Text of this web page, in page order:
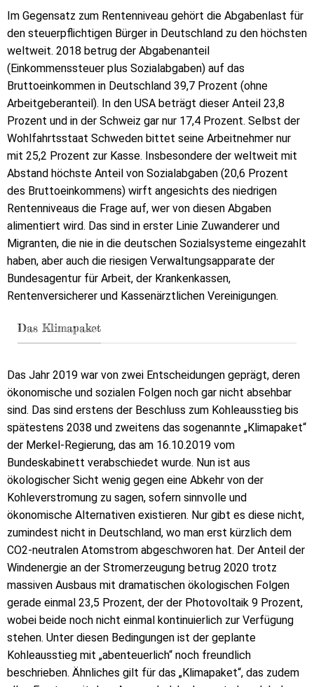
Im Gegensatz zum Rentenniveau gehört die Abgabenlast für
den steuerpflichtigen Bürger in Deutschland zu den höchsten
weltweit. 2018 betrug der Abgabenanteil
(Einkommenssteuer plus Sozialabgaben) auf das
Bruttoeinkommen in Deutschland 39,7 Prozent (ohne
Arbeitgeberanteil). In den USA beträgt dieser Anteil 23,8
Prozent und in der Schweiz gar nur 17,4 Prozent. Selbst der
Wohlfahrtsstaat Schweden bittet seine Arbeitnehmer nur
mit 25,2 Prozent zur Kasse. Insbesondere der weltweit mit
Abstand höchste Anteil von Sozialabgaben (20,6 Prozent
des Bruttoeinkommens) wirft angesichts des niedrigen
Rentenniveaus die Frage auf, wer von diesen Abgaben
alimentiert wird. Das sind in erster Linie Zuwanderer und
Migranten, die nie in die deutschen Sozialsysteme eingezahlt
haben, aber auch die riesigen Verwaltungsapparate der
Bundesagentur für Arbeit, der Krankenkassen,
Rentenversicherer und Kassenärztlichen Vereinigungen.
Das Klimapaket
Das Jahr 2019 war von zwei Entscheidungen geprägt, deren
ökonomische und sozialen Folgen noch gar nicht absehbar
sind. Das sind erstens der Beschluss zum Kohleausstieg bis
spätestens 2038 und zweitens das sogenannte „Klimapaket“
der Merkel-Regierung, das am 16.10.2019 vom
Bundeskabinett verabschiedet wurde. Nun ist aus
ökologischer Sicht wenig gegen eine Abkehr von der
Kohleverstromung zu sagen, sofern sinnvolle und
ökonomische Alternativen existieren. Nur gibt es diese nicht,
zumindest nicht in Deutschland, wo man erst kürzlich dem
CO2-neutralen Atomstrom abgeschworen hat. Der Anteil der
Windenergie an der Stromerzeugung betrug 2020 trotz
massiven Ausbaus mit dramatischen ökologischen Folgen
gerade einmal 23,5 Prozent, der der Photovoltaik 9 Prozent,
wobei beide noch nicht einmal kontinuierlich zur Verfügung
stehen. Unter diesen Bedingungen ist der geplante
Kohleausstieg mit „abenteuerlich“ noch freundlich
beschrieben. Ähnliches gilt für das „Klimapaket“, das zudem